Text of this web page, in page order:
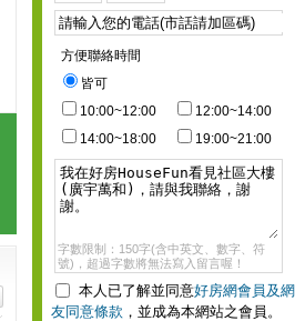
方便聯絡時間
皆可
10:00~12:00
12:00~14:00
14:00~18:00
19:00~21:00
字數限制：150字(含中英文、數字、符
號)，超過字數將無法寫入留言喔！
本人已了解並同意好房網會員及網
友同意條款 ，並成為本網站之會員。